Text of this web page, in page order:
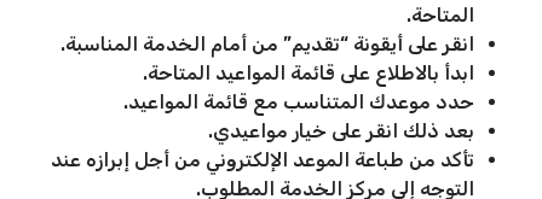
المتاحة.
انقر على أيقونة “تقديم” من أمام الخدمة المناسبة.
ابدأ بالاطلاع على قائمة المواعيد المتاحة.
حدد موعدك المتناسب مع قائمة المواعيد.
بعد ذلك انقر على خيار مواعيدي.
تأكد من طباعة الموعد الإلكتروني من أجل إبرازه عند
التوجه إلى مركز الخدمة المطلوب.